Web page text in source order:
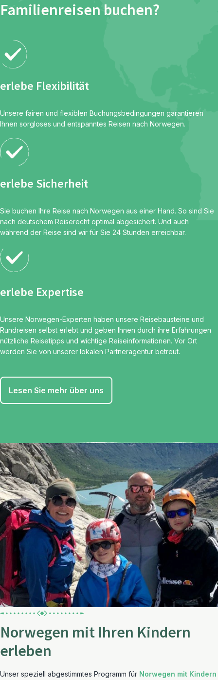
Familienreisen buchen?
erlebe Flexibilität
Unsere fairen und flexiblen Buchungsbedingungen garantieren
Ihnen sorgloses und entspanntes Reisen nach Norwegen.
erlebe Sicherheit
Sie buchen Ihre Reise nach Norwegen aus einer Hand. So sind Sie
nach deutschem Reiserecht optimal abgesichert. Und auch
während der Reise sind wir für Sie 24 Stunden erreichbar.
erlebe Expertise
Unsere Norwegen-Experten haben unsere Reisebausteine und
Rundreisen selbst erlebt und geben Ihnen durch ihre Erfahrungen
nützliche Reisetipps und wichtige Reiseinformationen. Vor Ort
werden Sie von unserer lokalen Partneragentur betreut.
Lesen Sie mehr über uns
Norwegen mit Ihren Kindern
erleben
Unser speziell abgestimmtes Programm für Norwegen mit Kindern